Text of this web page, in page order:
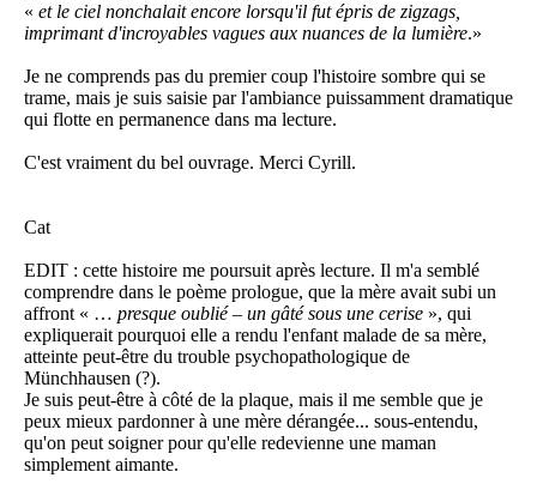
« et le ciel nonchalait encore lorsqu'il fut épris de zigzags,
imprimant d'incroyables vagues aux nuances de la lumière.»
Je ne comprends pas du premier coup l'histoire sombre qui se
trame, mais je suis saisie par l'ambiance puissamment dramatique
qui flotte en permanence dans ma lecture.
C'est vraiment du bel ouvrage. Merci Cyrill.
Cat
EDIT : cette histoire me poursuit après lecture. Il m'a semblé
comprendre dans le poème prologue, que la mère avait subi un
affront « … presque oublié – un gâté sous une cerise », qui
expliquerait pourquoi elle a rendu l'enfant malade de sa mère,
atteinte peut-être du trouble psychopathologique de
Münchhausen (?).
Je suis peut-être à côté de la plaque, mais il me semble que je
peux mieux pardonner à une mère dérangée... sous-entendu,
qu'on peut soigner pour qu'elle redevienne une maman
simplement aimante.